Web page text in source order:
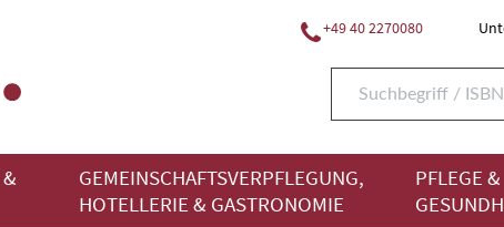
+49 40 2270080
GEMEINSCHAFTSVERPFLEGUNG,
HOTELLERIE & GASTRONOMIE
PFLEGE &